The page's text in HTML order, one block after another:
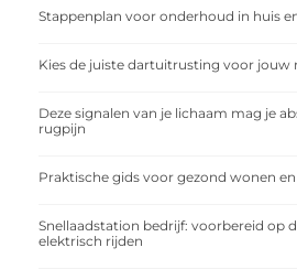
Stappenplan voor onderhoud in huis
Kies de juiste dartuitrusting voor jouw
Deze signalen van je lichaam mag je
rugpijn
Praktische gids voor gezond wonen
Snellaadstation bedrijf: voorbereid op
elektrisch rijden